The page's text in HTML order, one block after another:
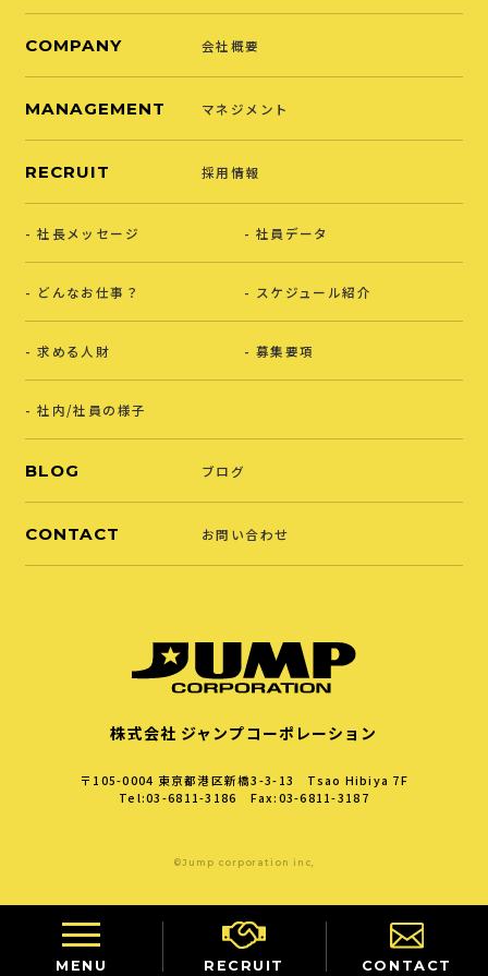
MENU RECRUIT CONTACT
COMPANY 会社概要
MANAGEMENT マネジメント
RECRUIT 採用情報
社長メッセージ
どんなお仕事？
求める人財
社内/社員の様子
社員データ
スケジュール紹介
募集要項
BLOG ブログ
CONTACT お問い合わせ
株式会社 ジャンプコーポレーション
〒105-0004 東京都港区新橋3-3-13 Tsao Hibiya 7F
Tel:03-6811-3186 Fax:03-6811-3187
©Jump corporation inc,